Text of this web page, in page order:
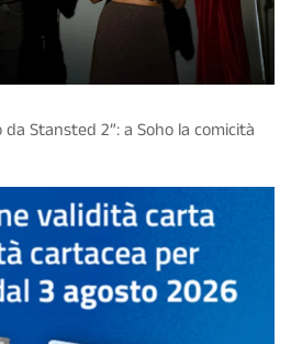
Stansted 2”: a Soho la comicità